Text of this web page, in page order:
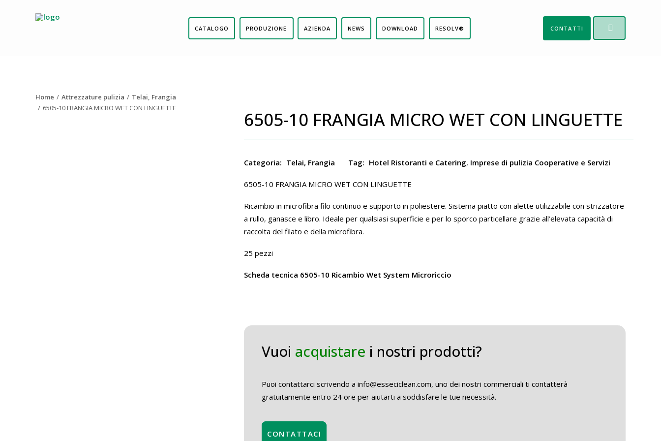
CATALOGO PRODUZIONE AZIENDA NEWS DOWNLOAD RESOLV® CONTATTI
Home Attrezzature pulizia
Telai, Frangia
6505-10 FRANGIA MICRO WET CON LINGUETTE
6505-10 FRANGIA MICRO WET CON LINGUETTE
Categoria: Telai, Frangia Tag: Hotel Ristoranti e Catering, Imprese di pulizia Cooperative e Servizi
6505-10 FRANGIA MICRO WET CON LINGUETTE
Ricambio in microfibra filo continuo e supporto in poliestere. Sistema piatto con alette utilizzabile con strizzatore
a rullo, ganasce e libro. Ideale per qualsiasi superficie e per lo sporco particellare grazie all’elevata capacità di
raccolta del filato e della microfibra.
25 pezzi
Scheda tecnica 6505-10 Ricambio Wet System Microriccio
Vuoi acquistare i nostri prodotti?
Puoi contattarci scrivendo a info@esseciclean.com, uno dei nostri commerciali ti contatterà
gratuitamente entro 24 ore per aiutarti a soddisfare le tue necessità.
CONTATTACI